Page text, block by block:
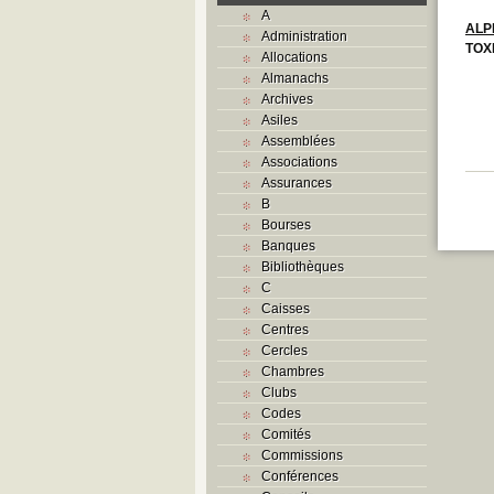
A
Administration
Allocations
Almanachs
Archives
Asiles
Assemblées
Associations
Assurances
B
Bourses
Banques
Bibliothèques
C
Caisses
Centres
Cercles
Chambres
Clubs
Codes
Comités
Commissions
Conférences